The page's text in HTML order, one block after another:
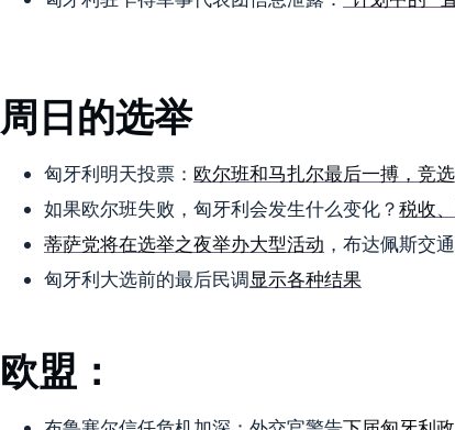
周日的选举
匈牙利明天投票： 欧尔班和马扎尔最后一搏，竞
如果欧尔班失败，匈牙利会发生什么变化？税收
蒂萨党将在选举之夜举办大型活动 ，布达佩斯交
匈牙利大选前的最后民调显示各种结果
欧盟：